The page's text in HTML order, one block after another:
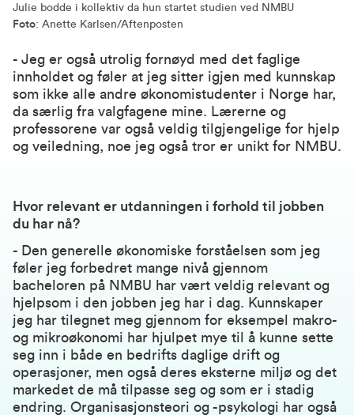
Julie bodde i kollektiv da hun startet studien ved NMBU
Foto: Anette Karlsen/Aftenposten
- Jeg er også utrolig fornøyd med det faglige
innholdet og føler at jeg sitter igjen med kunnskap
som ikke alle andre økonomistudenter i Norge har,
da særlig fra valgfagene mine. Lærerne og
professorene var også veldig tilgjengelige for hjelp
og veiledning, noe jeg også tror er unikt for NMBU.
Hvor relevant er utdanningen i forhold til jobben
du har nå?
- Den generelle økonomiske forståelsen som jeg
føler jeg forbedret mange nivå gjennom
bacheloren på NMBU har vært veldig relevant og
hjelpsom i den jobben jeg har i dag. Kunnskaper
jeg har tilegnet meg gjennom for eksempel makro-
og mikroøkonomi har hjulpet mye til å kunne sette
seg inn i både en bedrifts daglige drift og
operasjoner, men også deres eksterne miljø og det
markedet de må tilpasse seg og som er i stadig
endring. Organisasjonsteori og -psykologi har også